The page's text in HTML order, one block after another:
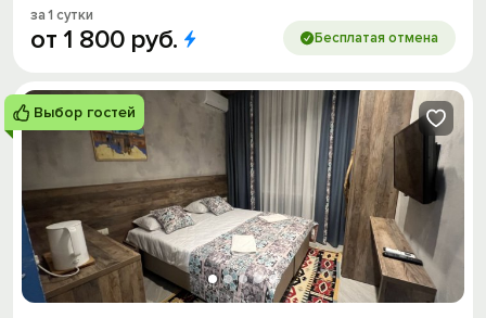
за 1 сутки
от 1 800 руб. Бесплатая отмена
Выбор гостей